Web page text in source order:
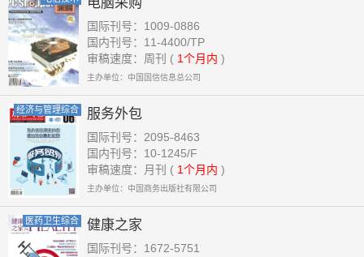
国际刊号：1009-0886
国内刊号：11-4400/TP
审稿速度：周刊 ( 1个月内 )
主办单位：中国国信信息总公司
经济与管理综合 服务外包
国际刊号：2095-8463
国内刊号：10-1245/F
审稿速度：月刊 ( 1个月内 )
主办单位：中国商务出版社有限公司
医药卫生综合 健康之家
国际刊号：1672-5751